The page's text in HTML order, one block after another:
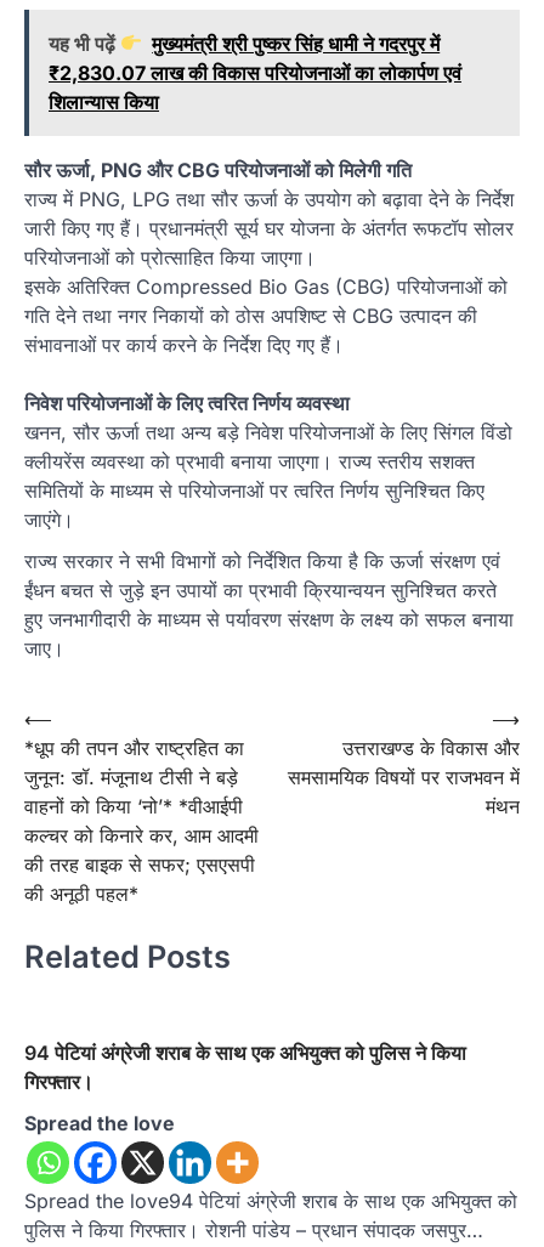
यह भी पढ़ें
मुख्यमंत्री श्री पुष्कर सिंह धामी ने गदरपुर में
₹2,830.07 लाख की विकास परियोजनाओं का लोकार्पण एवं
शिलान्यास किया
सौर ऊर्जा, PNG और CBG परियोजनाओं को मिलेगी गति
राज्य में PNG, LPG तथा सौर ऊर्जा के उपयोग को बढ़ावा देने के निर्देश
जारी किए गए हैं। प्रधानमंत्री सूर्य घर योजना के अंतर्गत रूफटॉप सोलर
परियोजनाओं को प्रोत्साहित किया जाएगा।
इसके अतिरिक्त Compressed Bio Gas (CBG) परियोजनाओं को
गति देने तथा नगर निकायों को ठोस अपशिष्ट से CBG उत्पादन की
संभावनाओं पर कार्य करने के निर्देश दिए गए हैं।
निवेश परियोजनाओं के लिए त्वरित निर्णय व्यवस्था
खनन, सौर ऊर्जा तथा अन्य बड़े निवेश परियोजनाओं के लिए सिंगल विंडो
क्लीयरेंस व्यवस्था को प्रभावी बनाया जाएगा। राज्य स्तरीय सशक्त
समितियों के माध्यम से परियोजनाओं पर त्वरित निर्णय सुनिश्चित किए
जाएंगे।
राज्य सरकार ने सभी विभागों को निर्देशित किया है कि ऊर्जा संरक्षण एवं
ईंधन बचत से जुड़े इन उपायों का प्रभावी क्रियान्वयन सुनिश्चित करते
हुए जनभागीदारी के माध्यम से पर्यावरण संरक्षण के लक्ष्य को सफल बनाया
जाए।
Post
navigation
⟵
*​धूप की तपन और राष्ट्रहित का
जुनून: डॉ. मंजूनाथ टीसी ने बड़े
वाहनों को किया ‘नो’* *वीआईपी
कल्चर को किनारे कर, आम आदमी
की तरह बाइक से सफर; एसएसपी
की अनूठी पहल*
उत्तराखण्ड के विकास और
समसामयिक विषयों पर राजभवन में
मंथन
⟶
Related Posts
94 पेटियां अंग्रेजी शराब के साथ एक अभियुक्त को पुलिस ने किया
गिरफ्तार।
Spread the love
Spread the love94 पेटियां अंग्रेजी शराब के साथ एक अभियुक्त को
पुलिस ने किया गिरफ्तार। रोशनी पांडेय – प्रधान संपादक जसपुर…